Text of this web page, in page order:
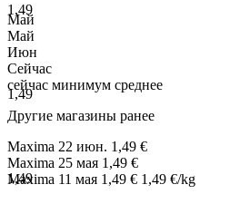
1,49
1,49
1,49
Май
Май
Июн
Сейчас
сейчас минимум среднее
Другие магазины ранее
Maxima 22 июн. 1,49 €
Maxima 25 мая 1,49 €
Maxima 11 мая 1,49 € 1,49 €/kg